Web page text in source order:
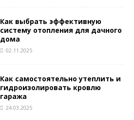
Как выбрать эффективную
систему отопления для дачного
дома
02.11.2025
Как самостоятельно утеплить и
гидроизолировать кровлю
гаража
24.03.2025